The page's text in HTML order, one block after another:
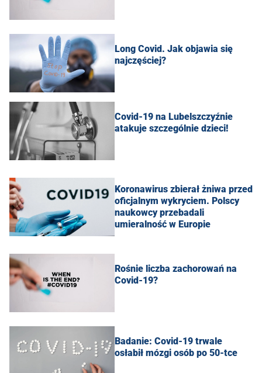
Long Covid. Jak objawia się
najczęściej?
Covid-19 na Lubelszczyźnie
atakuje szczególnie dzieci!
Koronawirus zbierał żniwa przed
oficjalnym wykryciem. Polscy
naukowcy przebadali
umieralność w Europie
Rośnie liczba zachorowań na
Covid-19?
Badanie: Covid-19 trwale
osłabił mózgi osób po 50-tce